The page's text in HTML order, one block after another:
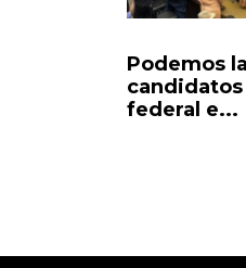
Podemos
federal e...